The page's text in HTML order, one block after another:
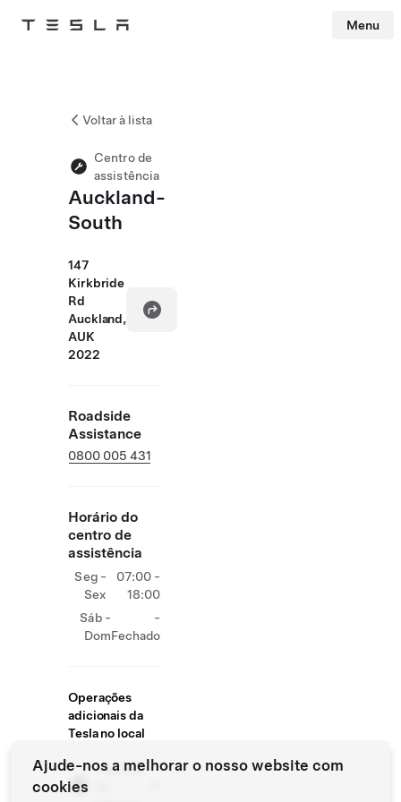
Tesla Menu
Voltar à lista
Centro de
assistência
Auckland-
South
147
Kirkbride
Rd
Auckland,
AUK
2022
Roadside
Assistance
0800 005 431
Horário do
centro de
assistência
Seg -
Sex
07:00 -
18:00
Sáb -
Dom
-
Fechado
Operações
adicionais da
Tesla no local
Centros
Ajude-nos a melhorar o nosso website com
cookies